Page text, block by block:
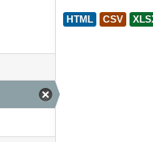
HTML CSV